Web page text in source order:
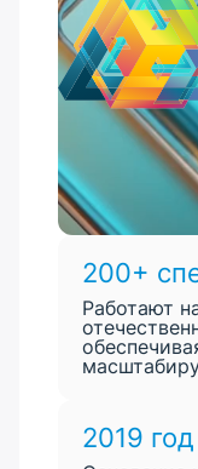
200+
Работают
2019 год